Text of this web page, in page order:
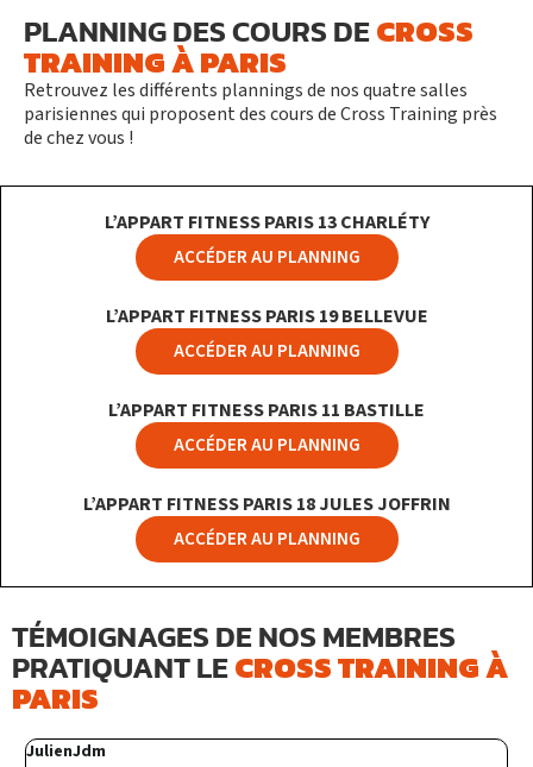
PLANNING DES COURS DE CROSS
TRAINING À PARIS
Retrouvez les différents plannings de nos quatre salles
parisiennes qui proposent des cours de Cross Training près
de chez vous !
L’APPART FITNESS PARIS 13 CHARLÉTY
ACCÉDER AU PLANNING
L’APPART FITNESS PARIS 19 BELLEVUE
ACCÉDER AU PLANNING
L’APPART FITNESS PARIS 11 BASTILLE
ACCÉDER AU PLANNING
L’APPART FITNESS PARIS 18 JULES JOFFRIN
ACCÉDER AU PLANNING
TÉMOIGNAGES DE NOS MEMBRES
PRATIQUANT LE CROSS TRAINING À
PARIS
JulienJdm